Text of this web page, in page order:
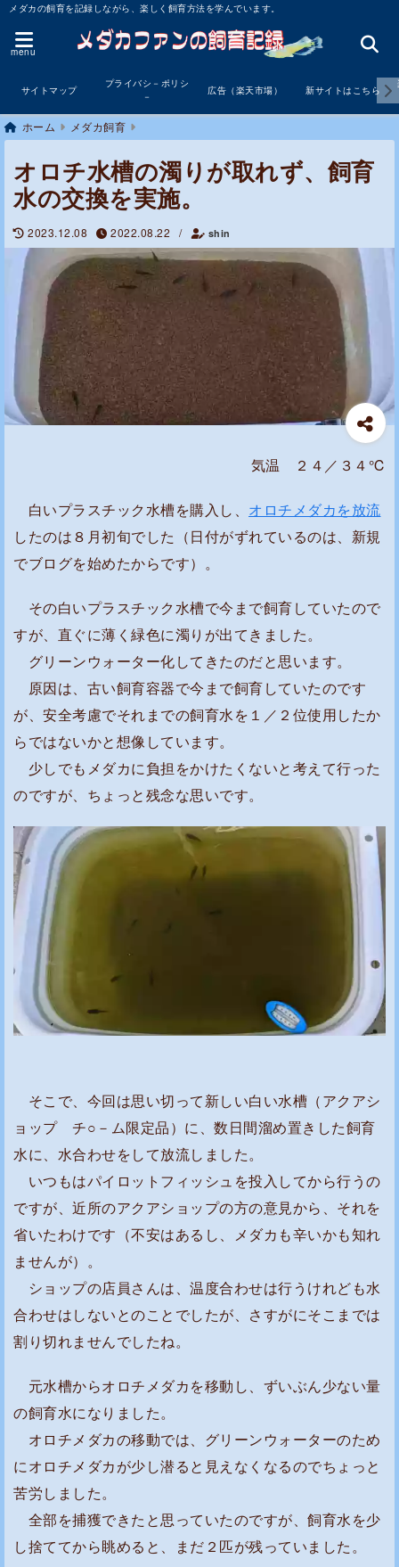
メダカの飼育を記録しながら、楽しく飼育方法を学んでいます。
menu
サイトマップ
プライバシ－ポリシ
－
広告（楽天市場） 新サイトはこちら
ホーム メダカ飼育
オロチ水槽の濁りが取れず、飼育
水の交換を実施。
2023.12.08 2022.08.22 / shin
気温 ２４／３４℃
白いプラスチック水槽を購入し、 オロチメダカを放流
したのは８月初旬でした（日付がずれているのは、新規
でブログを始めたからです）。
その白いプラスチック水槽で今まで飼育していたので
すが、直ぐに薄く緑色に濁りが出てきました。
グリーンウォーター化してきたのだと思います。
原因は、古い飼育容器で今まで飼育していたのです
が、安全考慮でそれまでの飼育水を１／２位使用したか
らではないかと想像しています。
少しでもメダカに負担をかけたくないと考えて行った
のですが、ちょっと残念な思いです。
そこで、今回は思い切って新しい白い水槽（アクアシ
ョップ チ○－ム限定品）に、数日間溜め置きした飼育
水に、水合わせをして放流しました。
いつもはパイロットフィッシュを投入してから行うの
ですが、近所のアクアショップの方の意見から、それを
省いたわけです（不安はあるし、メダカも辛いかも知れ
ませんが）。
ショップの店員さんは、温度合わせは行うけれども水
合わせはしないとのことでしたが、さすがにそこまでは
割り切れませんでしたね。
元水槽からオロチメダカを移動し、ずいぶん少ない量
の飼育水になりました。
オロチメダカの移動では、グリーンウォーターのため
にオロチメダカが少し潜ると見えなくなるのでちょっと
苦労しました。
全部を捕獲できたと思っていたのですが、飼育水を少
し捨ててから眺めると、まだ２匹が残っていました。